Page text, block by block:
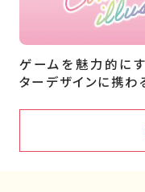
ゲームを魅力的に
ターデザインに携わ